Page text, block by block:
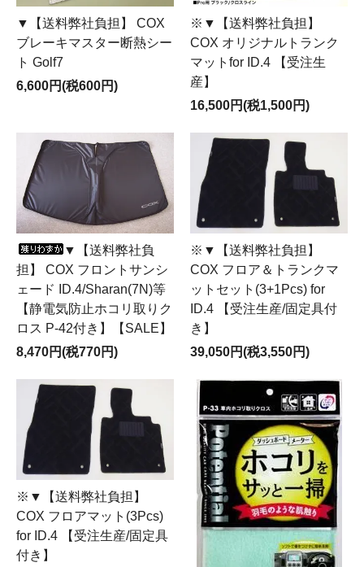
▼【送料弊社負担】 COX
ブレーキマスター断熱シー
ト Golf7
6,600円(税600円)
※▼【送料弊社負担】
COX オリジナルトランク
マットfor ID.4 【受注生
産】
16,500円(税1,500円)
▼【送料弊社負
担】 COX フロントサンシ
ェード ID.4/Sharan(7N)等
【静電気防止ホコリ取りク
ロス P-42付き】【SALE】
8,470円(税770円)
※▼【送料弊社負担】
COX フロア＆トランクマ
ットセット(3+1Pcs) for
ID.4 【受注生産/固定具付
き】
39,050円(税3,550円)
※▼【送料弊社負担】
COX フロアマット(3Pcs)
for ID.4 【受注生産/固定具
付き】